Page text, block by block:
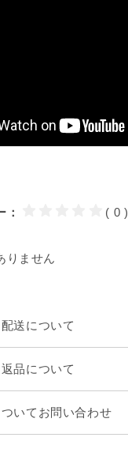
： ( 0 )
りません
送について
品について
いてお問い合わせ